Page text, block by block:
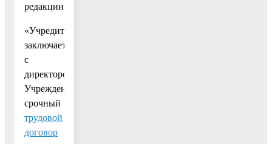
редакции:
«Учредитель
заключает
с
директором
Учреждения
срочный
трудовой
договор